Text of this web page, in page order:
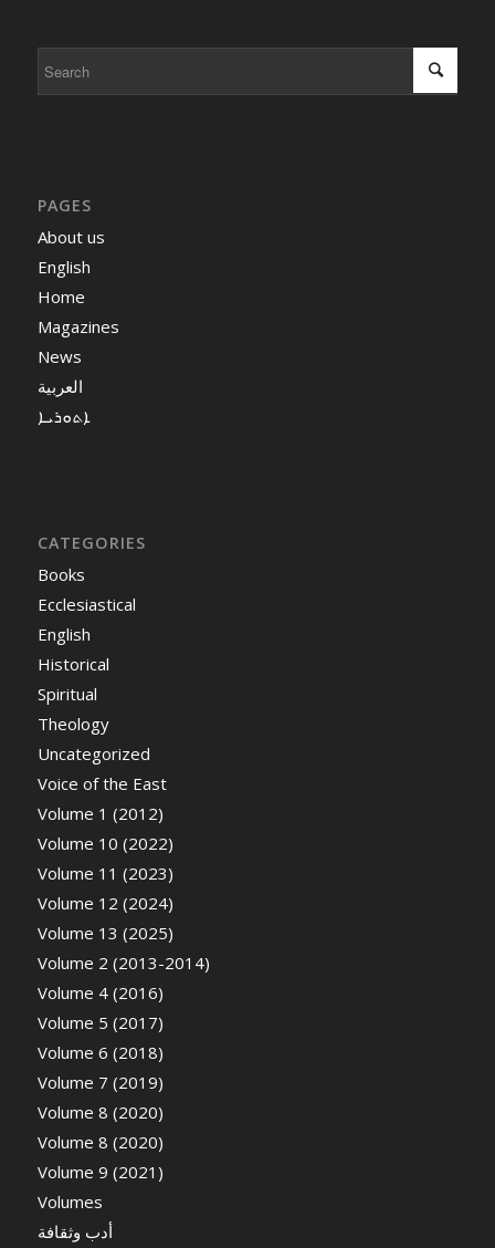
PAGES
About us
English
Home
Magazines
News
العربية
ܐܬܘܪܝܐ
CATEGORIES
Books
Ecclesiastical
English
Historical
Spiritual
Theology
Uncategorized
Voice of the East
Volume 1 (2012)
Volume 10 (2022)
Volume 11 (2023)
Volume 12 (2024)
Volume 13 (2025)
Volume 2 (2013-2014)
Volume 4 (2016)
Volume 5 (2017)
Volume 6 (2018)
Volume 7 (2019)
Volume 8 (2020)
Volume 8 (2020)
Volume 9 (2021)
Volumes
أدب وثقافة